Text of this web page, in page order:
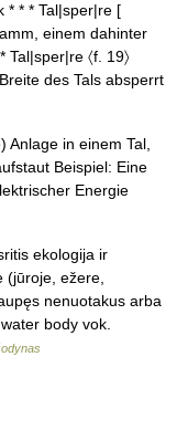
* * Tal|sper|re [
einem dahinter
〈f. 19〉
des Tals absperrt
in einem Tal,
Beispiel: Eine
Energie
ekologija ir
(jūroje, ežere,
nenuotakus arba
body vok.